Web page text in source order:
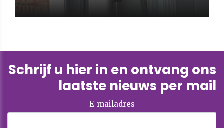
Schrijf u hier in en ontvang ons
laatste nieuws per mail
E-mailadres